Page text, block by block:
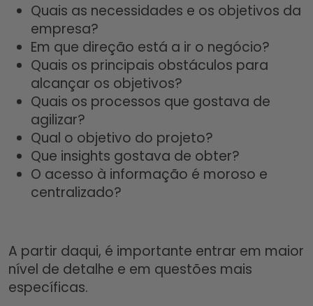
Quais as necessidades e os objetivos da
empresa?
Em que direção está a ir o negócio?
Quais os principais obstáculos para
alcançar os objetivos?
Quais os processos que gostava de
agilizar?
Qual o objetivo do projeto?
Que insights gostava de obter?
O acesso à informação é moroso e
centralizado?
A partir daqui, é importante entrar em maior
nível de detalhe e em questões mais
específicas.